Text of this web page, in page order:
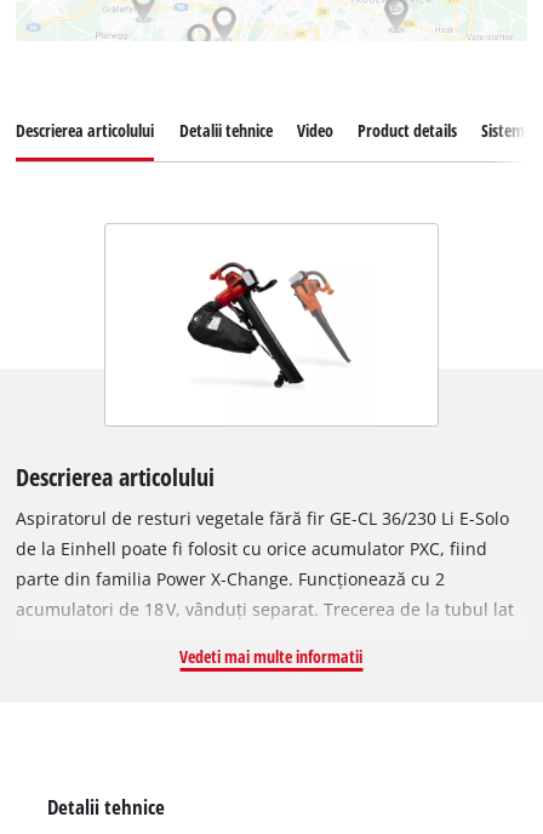
Descrierea articolului Detalii tehnice Video Product details Sistem
Descrierea articolului
Aspiratorul de resturi vegetale fără fir GE-CL 36/230 Li E-Solo
de la Einhell poate fi folosit cu orice acumulator PXC, fiind
parte din familia Power X-Change. Funcționează cu 2
acumulatori de 18 V, vânduți separat. Trecerea de la tubul lat
fără scule. Pentru performanță maximă, dispozitivul are
roți de ghidare sunt reglabile pe înălțime, iar sacul de 45 l are
Vedeti mai multe informatii
Detalii tehnice